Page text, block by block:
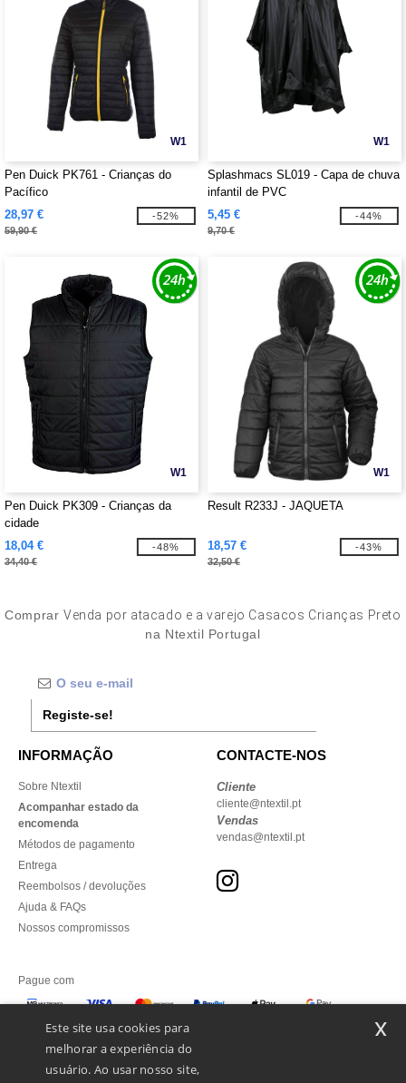
W1
Pen Duick PK761 - Crianças do
Pacífico
28,97 €
59,90 €
-52%
W1
Splashmacs SL019 - Capa de chuva
infantil de PVC
5,45 €
9,70 €
-44%
W1
Pen Duick PK309 - Crianças da
cidade
18,04 €
34,40 €
-48%
W1
Result R233J - JAQUETA
18,57 €
32,50 €
-43%
ComprarVenda por atacado e a varejo Casacos Crianças Preto
na Ntextil Portugal
Registe-se!
INFORMAÇÃO
Sobre Ntextil
Acompanhar estado da
encomenda
Métodos de pagamento
Entrega
Reembolsos / devoluções
Ajuda & FAQs
Nossos compromissos
CONTACTE-NOS
Cliente
cliente@ntextil.pt
Vendas
vendas@ntextil.pt
Pague com
Enviamos com
Este site usa cookies para
melhorar a experiência do
usuário. Ao usar nosso site,
x